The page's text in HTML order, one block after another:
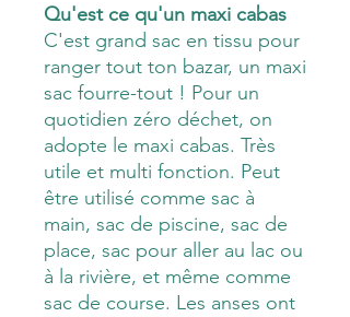
Qu'est ce qu'un maxi cabas
C'est grand sac en tissu pour
ranger tout ton bazar, un maxi
sac fourre-tout ! Pour un
quotidien zéro déchet, on
adopte le maxi cabas. Très
utile et multi fonction. Peut
être utilisé comme sac à
main, sac de piscine, sac de
place, sac pour aller au lac ou
à la rivière, et même comme
sac de course. Les anses ont